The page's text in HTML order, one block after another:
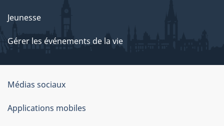
Jeunesse
Gérer les événements de la vie
Organisation
du
gouvernement
Médias sociaux
Applications mobiles